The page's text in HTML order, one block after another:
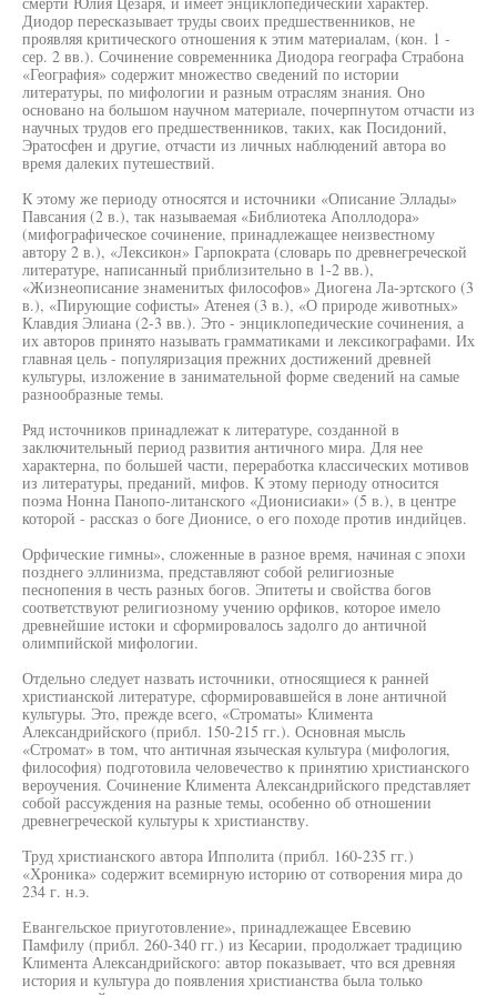
Диодор пересказывает труды своих предшественников, не
проявляя критического отношения к этим материалам, (кон. 1 -
сер. 2 вв.). Сочинение современника Диодора географа Страбона
«География» содержит множество сведений по истории
литературы, по мифологии и разным отраслям знания. Оно
основано на большом научном материале, почерпнутом отчасти из
научных трудов его предшественников, таких, как Посидоний,
Эратосфен и другие, отчасти из личных наблюдений автора во
время далеких путешествий.
К этому же периоду относятся и источники «Описание Эллады»
Павсания (2 в.), так называемая «Библиотека Аполлодора»
(мифографическое сочинение, принадлежащее неизвестному
автору 2 в.), «Лексикон» Гарпократа (словарь по древнегреческой
литературе, написанный приблизительно в 1-2 вв.),
«Жизнеописание знаменитых философов» Диогена Ла-эртского (3
в.), «Пирующие софисты» Атенея (3 в.), «О природе животных»
Клавдия Элиана (2-3 вв.). Это - энциклопедические сочинения, а
их авторов принято называть грамматиками и лексикографами. Их
главная цель - популяризация прежних достижений древней
культуры, изложение в занимательной форме сведений на самые
разнообразные темы.
Ряд источников принадлежат к литературе, созданной в
заключительный период развития античного мира. Для нее
характерна, по большей части, переработка классических мотивов
из литературы, преданий, мифов. К этому периоду относится
поэма Нонна Панопо-литанского «Дионисиаки» (5 в.), в центре
которой - рассказ о боге Дионисе, о его походе против индийцев.
Орфические гимны», сложенные в разное время, начиная с эпохи
позднего эллинизма, представляют собой религиозные
песнопения в честь разных богов. Эпитеты и свойства богов
соответствуют религиозному учению орфиков, которое имело
древнейшие истоки и сформировалось задолго до античной
олимпийской мифологии.
Отдельно следует назвать источники, относящиеся к ранней
христианской литературе, сформировавшейся в лоне античной
культуры. Это, прежде всего, «Строматы» Климента
Александрийского (прибл. 150-215 гг.). Основная мысль
«Стромат» в том, что античная языческая культура (мифология,
философия) подготовила человечество к принятию христианского
вероучения. Сочинение Климента Александрийского представляет
собой рассуждения на разные темы, особенно об отношении
древнегреческой культуры к христианству.
Труд христианского автора Ипполита (прибл. 160-235 гг.)
«Хроника» содержит всемирную историю от сотворения мира до
234 г. н.э.
Евангельское приуготовление», принадлежащее Евсевию
Памфилу (прибл. 260-340 гг.) из Кесарии, продолжает традицию
Климента Александрийского: автор показывает, что вся древняя
история и культура до появления христианства была только